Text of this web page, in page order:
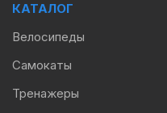
КАТАЛОГ
Велосипеды
Самокаты
Тренажеры